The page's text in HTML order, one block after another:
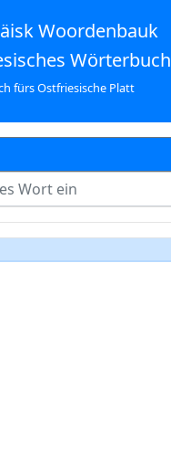
Woordenbauk
Wörterbuch
fürs Ostfriesische Platt